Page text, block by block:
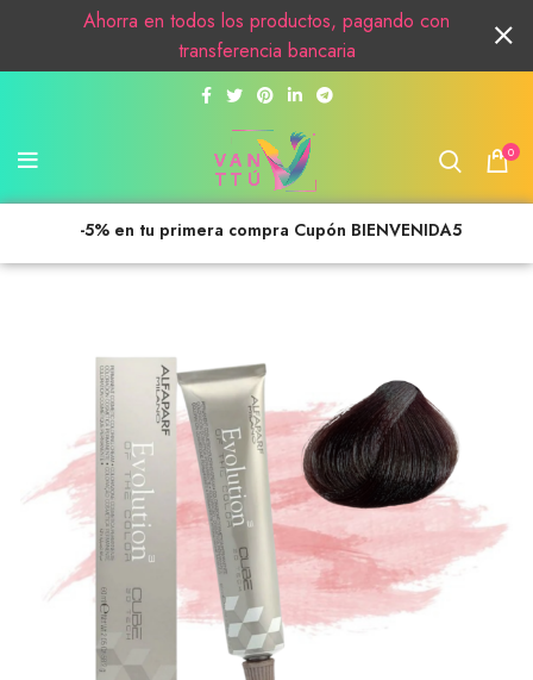
0
-5% en tu primera compra Cupón BIENVENIDA5
Ahorra en todos los productos, pagando con
transferencia bancaria